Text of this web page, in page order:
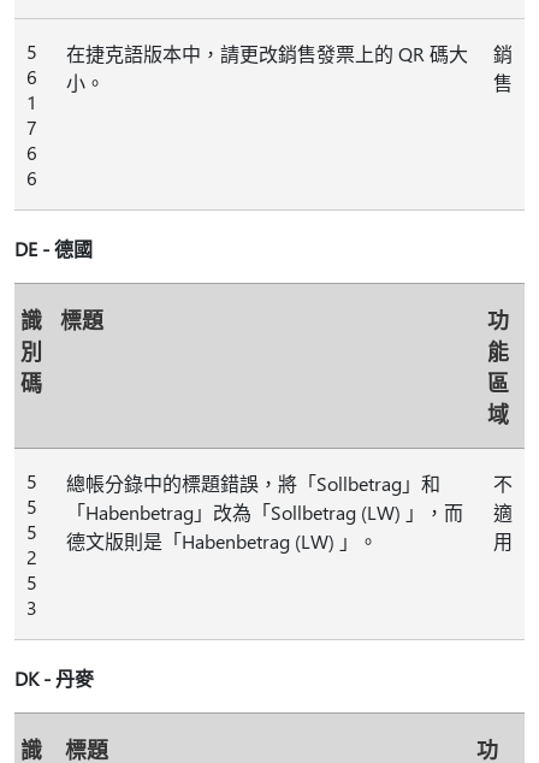
5
6
1
7
6
6
在捷克語版本中，請更改銷售發票上的 QR 碼大
小。
銷
售
DE - 德國
識
別
碼
標題
功
能
區
域
5
5
5
2
5
3
總帳分錄中的標題錯誤，將「Sollbetrag」和
「Habenbetrag」改為「Sollbetrag (LW) 」，而
德文版則是「Habenbetrag (LW) 」。
不
適
用
DK - 丹麥
識 標題 功